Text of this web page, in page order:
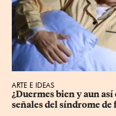
ARTE E IDEAS
¿Duermes bien y aun así
señales del síndrome de